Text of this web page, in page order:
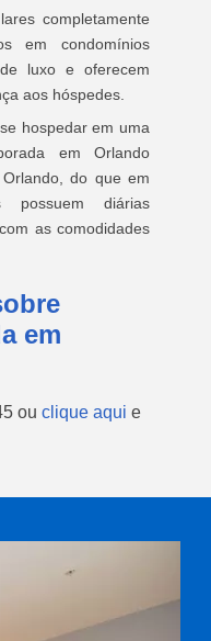
completamente
em condomínios
luxo e oferecem
aos hóspedes.
hospedar em uma
em Orlando
do que em
possuem diárias
as comodidades
em
ou clique aqui e